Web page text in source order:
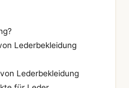
Lederbekleidung
Lederbekleidung